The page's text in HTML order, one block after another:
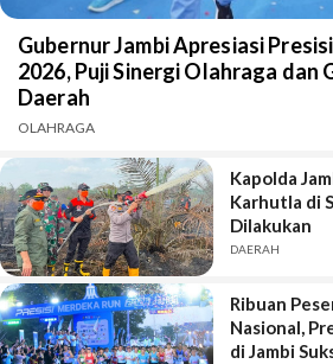
Gubernur Jambi Apresiasi
2026, Puji Sinergi Olahraga dan
Daerah
OLAHRAGA
Kapolda
Karhutla di
Dilakukan
DAERAH
Ribuan
Nasional,
di Jambi